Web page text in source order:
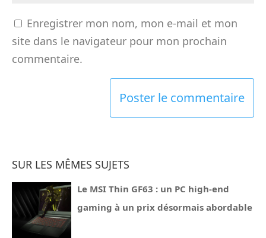
Enregistrer mon nom, mon e-mail et mon
site dans le navigateur pour mon prochain
commentaire.
SUR LES MÊMES SUJETS
Le MSI Thin GF63 : un PC high-end
gaming à un prix désormais abordable